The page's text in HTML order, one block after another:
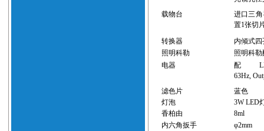
载物台
进口三
置1张切
转换器
内倾式
照明科勒
照明科
电器
配
63Hz,
滤色片
蓝色
灯泡
3W LED
香柏由
8ml
内六角扳手
φ2mm